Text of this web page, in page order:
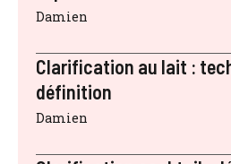
Damien
Clarification au lait :
définition
Damien